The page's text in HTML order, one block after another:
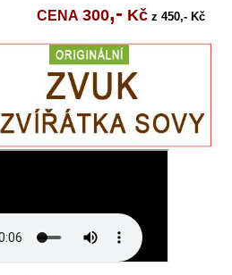
CENA 300,- Kč z 450,- Kč